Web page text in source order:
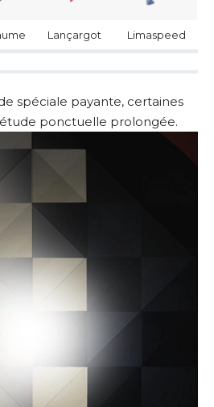
Lançargot Limaspeed
spéciale payante, certaines
ponctuelle prolongée.